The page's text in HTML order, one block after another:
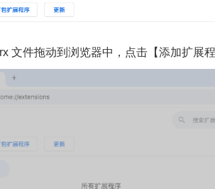
文件拖动到浏览器中，点击【添加扩展